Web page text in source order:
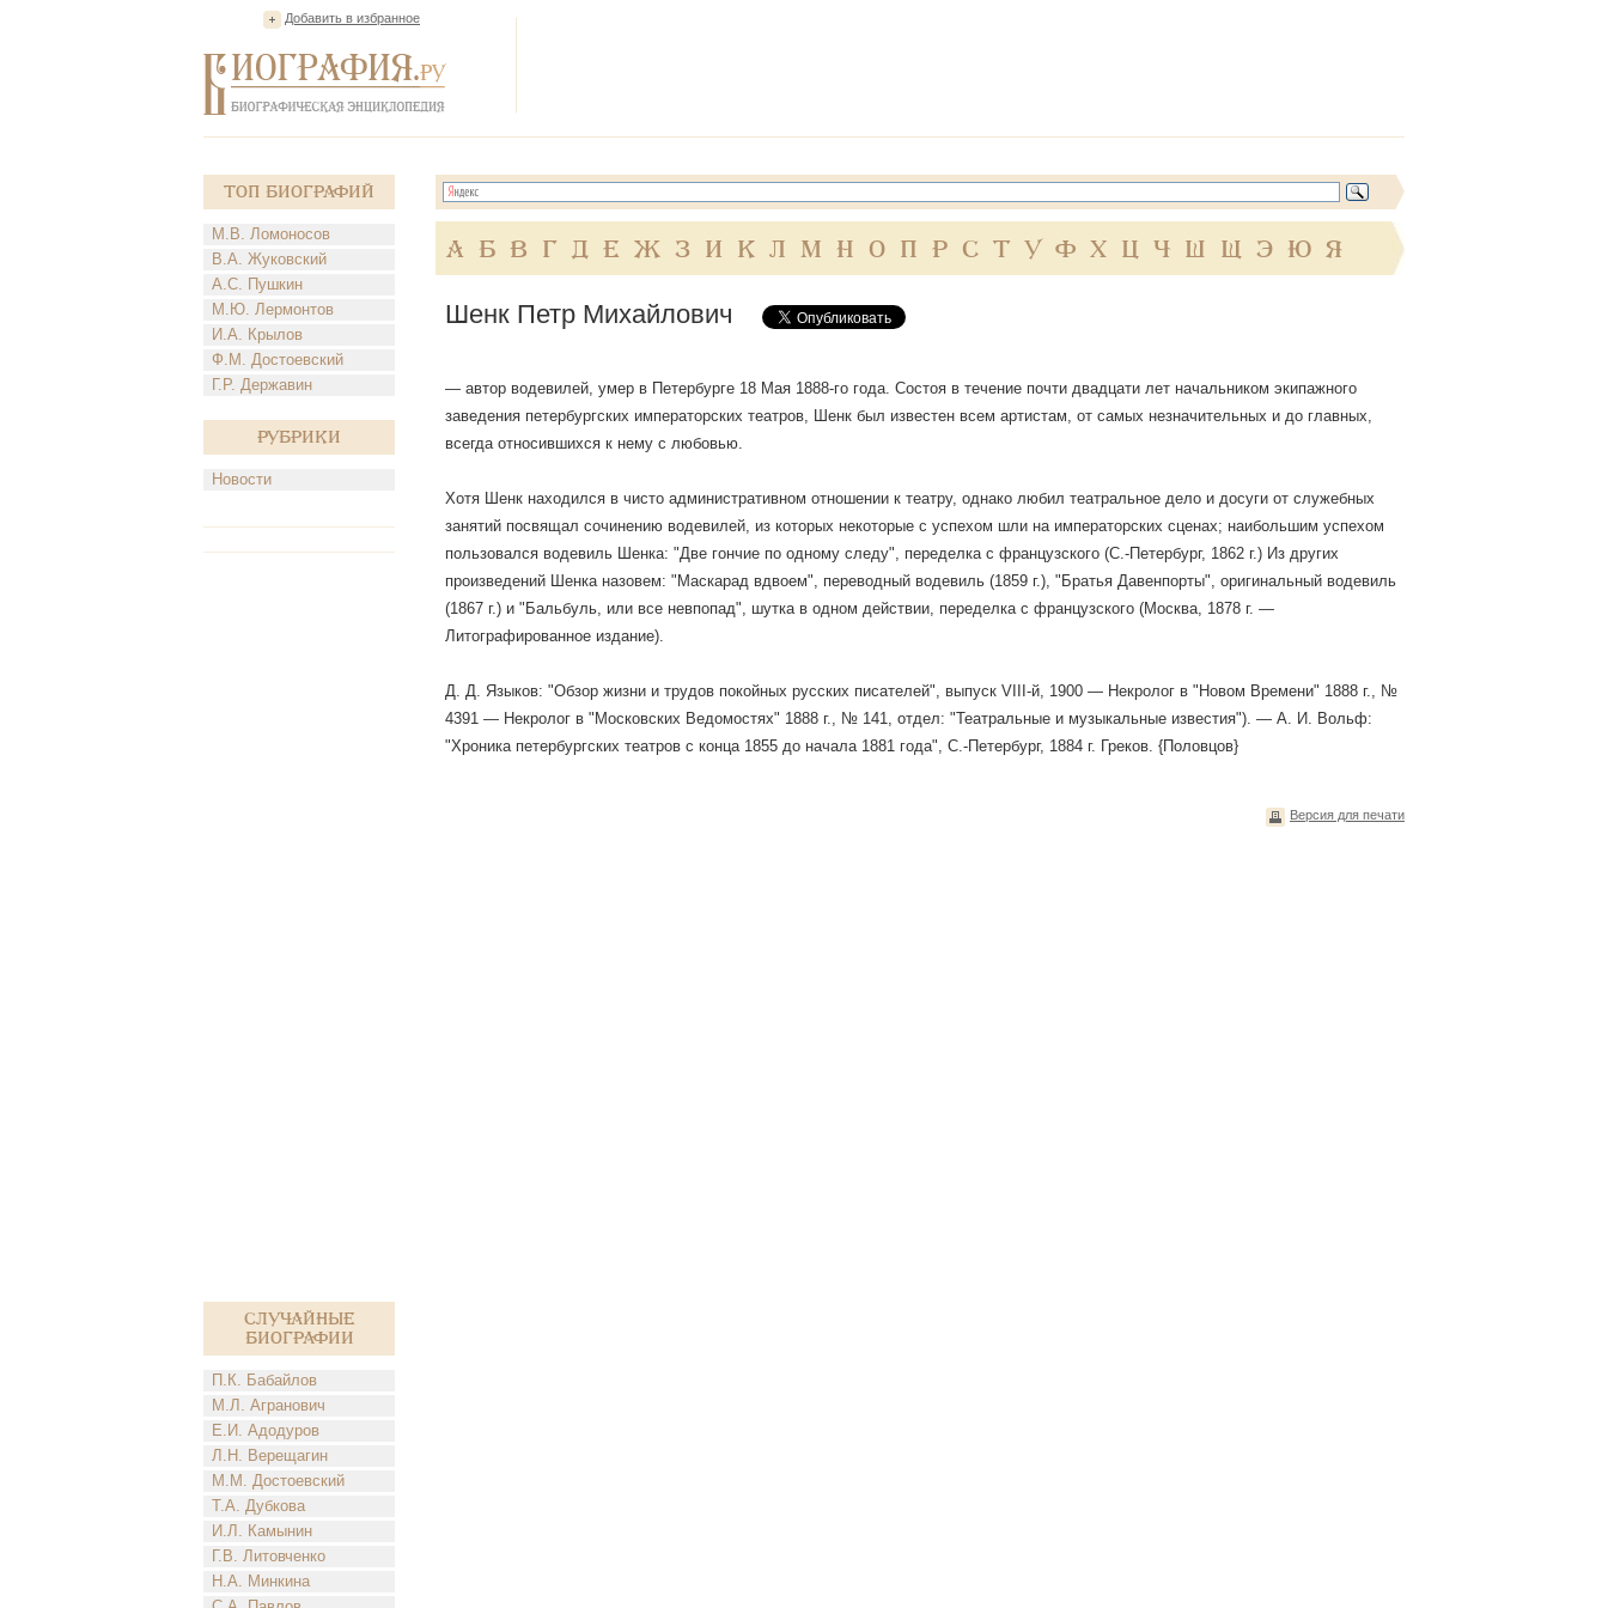
Добавить в избранное
Топ Биографий
М.В. Ломоносов
В.А. Жуковский
А.С. Пушкин
М.Ю. Лермонтов
И.А. Крылов
Ф.М. Достоевский
Г.Р. Державин
Рубрики
Новости
Случайные
биографии
П.К. Бабайлов
М.Л. Агранович
Е.И. Адодуров
Л.Н. Верещагин
М.М. Достоевский
Т.А. Дубкова
И.Л. Камынин
Г.В. Литовченко
Н.А. Минкина
А Б В Г Д Е Ж З И К Л М Н О П Р С Т У Ф Х Ц Ч Ш Щ Э Ю Я
Шенк Петр Михайлович
— автор водевилей, умер в Петербурге 18 Мая 1888-го года. Состоя в течение почти двадцати лет начальником экипажного
заведения петербургских императорских театров, Шенк был известен всем артистам, от самых незначительных и до главных,
всегда относившихся к нему с любовью.
Хотя Шенк находился в чисто административном отношении к театру, однако любил театральное дело и досуги от служебных
занятий посвящал сочинению водевилей, из которых некоторые с успехом шли на императорских сценах; наибольшим успехом
пользовался водевиль Шенка: "Две гончие по одному следу", переделка с французского (С.-Петербург, 1862 г.) Из других
произведений Шенка назовем: "Маскарад вдвоем", переводный водевиль (1859 г.), "Братья Давенпорты", оригинальный водевиль
(1867 г.) и "Бальбуль, или все невпопад", шутка в одном действии, переделка с французского (Москва, 1878 г. —
Литографированное издание).
Д. Д. Языков: "Обзор жизни и трудов покойных русских писателей", выпуск VIII-й, 1900 — Некролог в "Новом Времени" 1888 г., №
4391 — Некролог в "Московских Ведомостях" 1888 г., № 141, отдел: "Театральные и музыкальные известия"). — А. И. Вольф:
"Хроника петербургских театров с конца 1855 до начала 1881 года", С.-Петербург, 1884 г. Греков. {Половцов}
Версия для печати